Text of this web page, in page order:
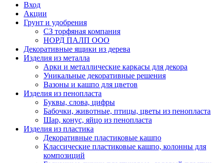
Вход
Акции
Грунт и удобрения
СЗ торфяная компания
НОРД ПАЛП ООО
Декоративные ящики из дерева
Изделия из металла
Арки и металлические каркасы для декора
Уникальные декоративные решения
Вазоны и кашпо для цветов
Изделия из пенопласта
Буквы, слова, цифры
Бабочки, животные, птицы, цветы из пенопласта
Шар, конус, яйцо из пенопласта
Изделия из пластика
Декоративные пластиковые кашпо
Классические пластиковые кашпо, колонны для
композиций